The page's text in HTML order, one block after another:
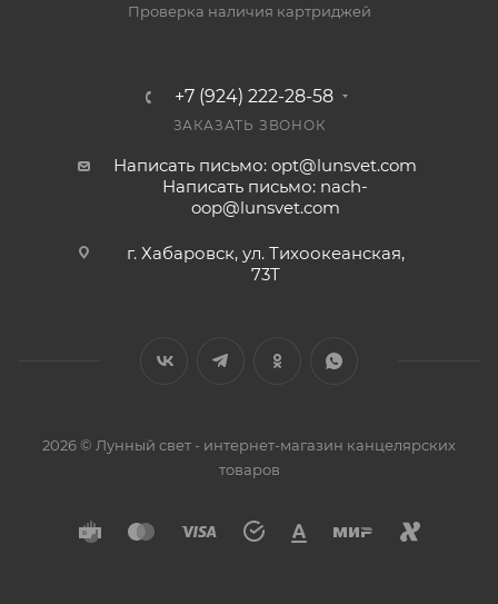
Проверка наличия картриджей
+7 (924) 222-28-58
ЗАКАЗАТЬ ЗВОНОК
Написать письмо: opt@lunsvet.com
Написать письмо: nach-
oop@lunsvet.com
г. Хабаровск, ул. Тихоокеанская,
73Т
2026 © Лунный свет - интернет-магазин канцелярских
товаров